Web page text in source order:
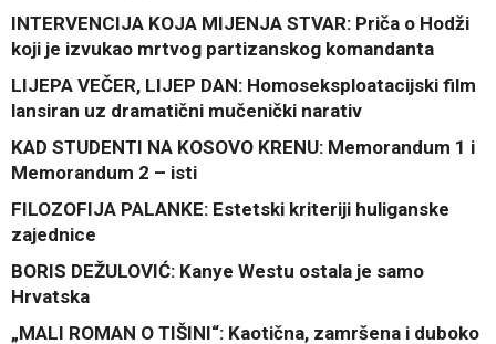
INTERVENCIJA KOJA MIJENJA STVAR: Priča o Hodži
koji je izvukao mrtvog partizanskog komandanta
LIJEPA VEČER, LIJEP DAN: Homoseksploatacijski film
lansiran uz dramatični mučenički narativ
KAD STUDENTI NA KOSOVO KRENU: Memorandum 1 i
Memorandum 2 – isti
FILOZOFIJA PALANKE: Estetski kriteriji huliganske
zajednice
BORIS DEŽULOVIĆ: Kanye Westu ostala je samo
Hrvatska
„MALI ROMAN O TIŠINI“: Kaotična, zamršena i duboko